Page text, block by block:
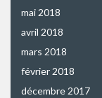
mai 2018
avril 2018
mars 2018
février 2018
décembre 2017